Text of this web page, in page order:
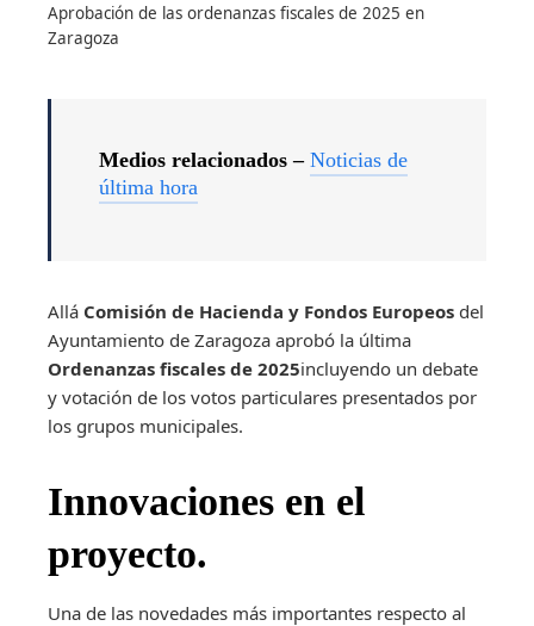
Aprobación de las ordenanzas fiscales de 2025 en
Zaragoza
Medios relacionados – Noticias de
última hora
Allá Comisión de Hacienda y Fondos Europeos del
Ayuntamiento de Zaragoza aprobó la última
Ordenanzas fiscales de 2025incluyendo un debate
y votación de los votos particulares presentados por
los grupos municipales.
Innovaciones en el
proyecto.
Una de las novedades más importantes respecto al